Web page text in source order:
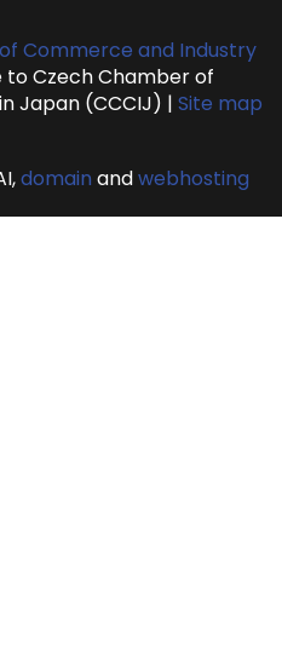
Commerce and Industry
to Czech Chamber of
Japan (CCCIJ) | Site map
domain andwebhosting